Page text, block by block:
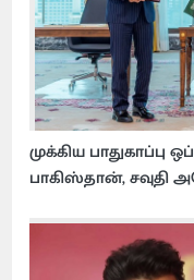
முக்கிய பாதுகாப்பு
பாகிஸ்தான், சவுதி